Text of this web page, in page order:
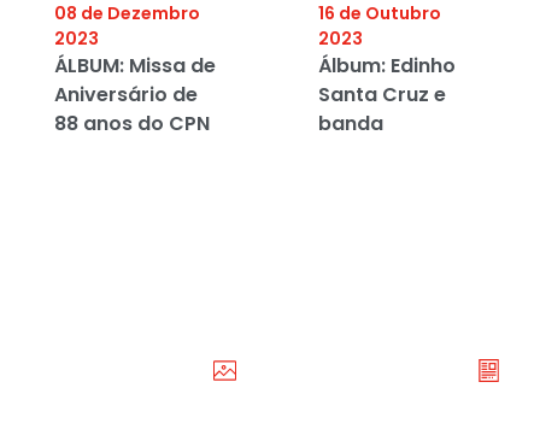
08 de Dezembro
2023
ÁLBUM: Missa de
Aniversário de
88 anos do CPN
16 de Outubro
2023
Álbum: Edinho
Santa Cruz e
banda